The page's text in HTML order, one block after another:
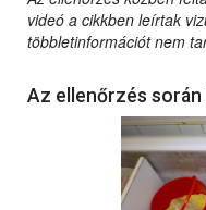
videó a cikkben leírtak
többletinformációt nem
Az ellenőrzés